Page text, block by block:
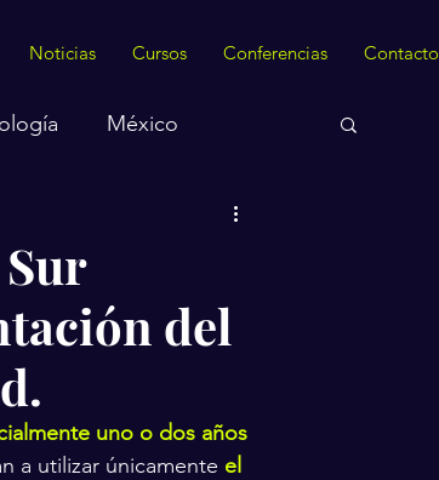
Noticias Cursos Conferencias Contacto
México
del
uno o dos años
a utilizar únicamente el